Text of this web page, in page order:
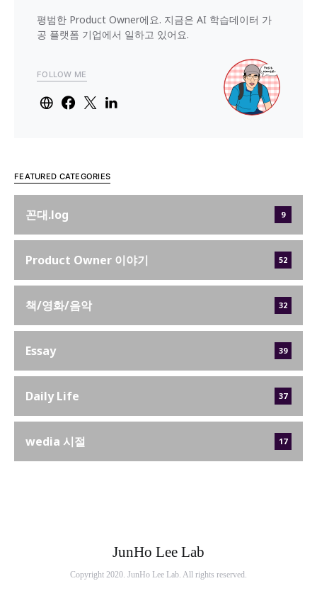
평범한 Product Owner에요. 지금은 AI 학습데이터 가
공 플랫폼 기업에서 일하고 있어요.
FOLLOW ME
FEATURED CATEGORIES
꼰대.log 9
Product Owner 이야기 52
책/영화/음악 32
Essay 39
Daily Life 37
wedia 시절 17
JunHo Lee Lab
Copyright 2020. JunHo Lee Lab. All rights reserved.